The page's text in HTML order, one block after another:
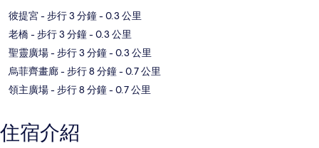
彼提宮- 步行 3 分鐘- 0.3 公里
老橋- 步行 3 分鐘- 0.3 公里
聖靈廣場- 步行 3 分鐘- 0.3 公里
烏菲齊畫廊- 步行 8 分鐘- 0.7 公里
領主廣場- 步行 8 分鐘- 0.7 公里
住宿介紹